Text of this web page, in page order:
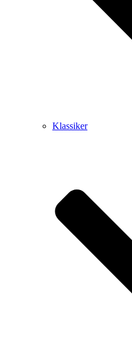
Klassiker